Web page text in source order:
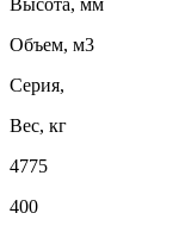
Высота, мм
Объем, м3
Серия,
Вес, кг
4775
400